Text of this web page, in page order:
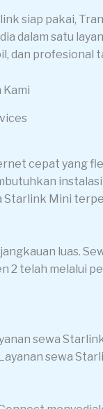
siap pakai,
dalam satu
dan profesional
Kami
cepat yang
Starlink Mini
luas.
telah melalui
sewa
sewa